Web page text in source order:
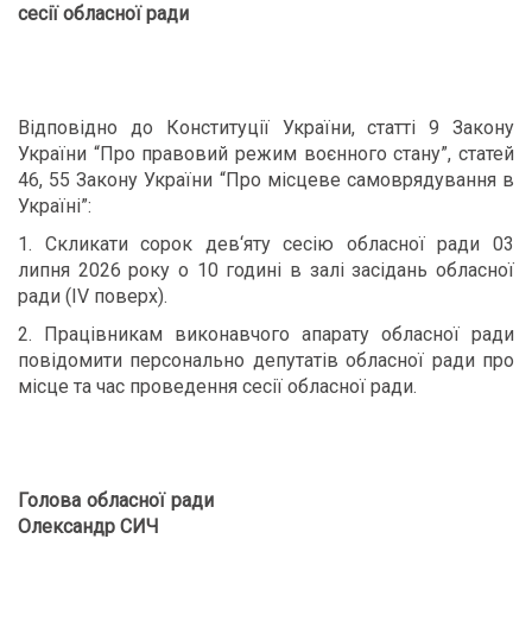
сесії обласної ради
Відповідно до Конституції України, статті 9 Закону
України “Про правовий режим воєнного стану”, статей
46, 55 Закону України “Про місцеве самоврядування в
Україні”:
1. Скликати сорок дев‘яту сесію обласної ради 03
липня 2026 року о 10 годині в залі засідань обласної
ради (ІV поверх).
2. Працівникам виконавчого апарату обласної ради
повідомити персонально депутатів обласної ради про
місце та час проведення сесії обласної ради.
Голова обласної ради
Олександр СИЧ